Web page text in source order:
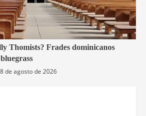
Thomists? Frades dominicanos
8 de agosto de 2026